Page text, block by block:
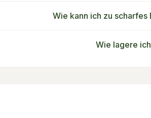
Wie kann ich zu scharfes
Wie lagere